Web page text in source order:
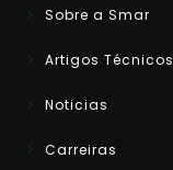
Sobre a Smar
Artigos Técnicos
Noticias
Carreiras